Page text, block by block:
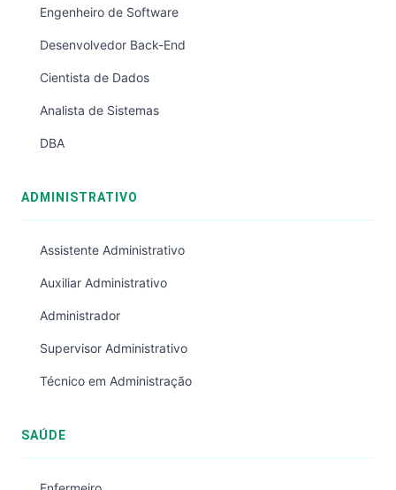
Engenheiro de Software
Desenvolvedor Back-End
Cientista de Dados
Analista de Sistemas
DBA
ADMINISTRATIVO
Assistente Administrativo
Auxiliar Administrativo
Administrador
Supervisor Administrativo
Técnico em Administração
SAÚDE